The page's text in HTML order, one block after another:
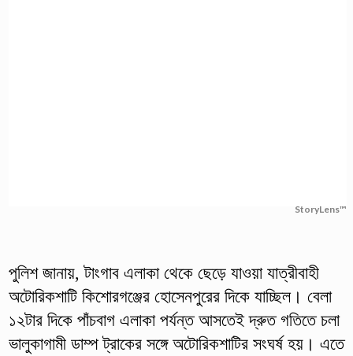
StoryLens™
পুলিশ জানায়, টাংগাব এলাকা থেকে ছেড়ে যাওয়া যাত্রীবাহী
অটোরিকশাটি কিশোরগঞ্জের হোসেনপুরের দিকে যাচ্ছিল। বেলা
১২টার দিকে পাঁচবাগ এলাকা পর্যন্ত আসতেই দ্রুত গতিতে চলা
ভালুকাগামী ডাম্প ট্রাকের সঙ্গে অটোরিকশাটির সংঘর্ষ হয়। এতে